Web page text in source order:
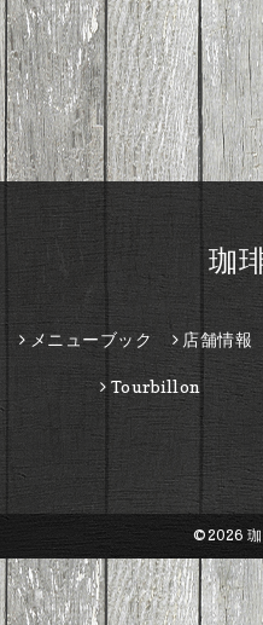
珈
メニューブック 店舗情報
Tourbillon
©2026